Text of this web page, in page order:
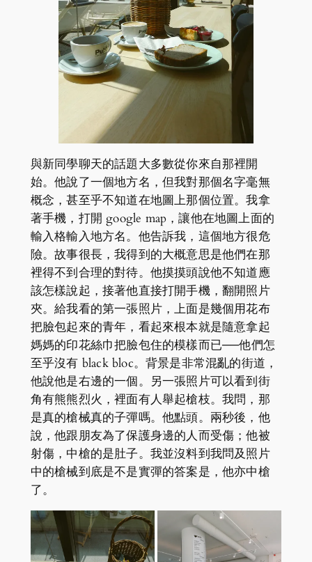
與新同學聊天的話題大多數從你來自那裡開
始。他說了一個地方名，但我對那個名字毫無
概念，甚至乎不知道在地圖上那個位置。我拿
著手機，打開 google map，讓他在地圖上面的
輸入格輸入地方名。他告訴我，這個地方很危
險。故事很長，我得到的大概意思是他們在那
裡得不到合理的對待。他摸摸頭說他不知道應
該怎樣說起，接著他直接打開手機，翻開照片
夾。給我看的第一張照片，上面是幾個用花布
把臉包起來的青年，看起來根本就是隨意拿起
媽媽的印花絲巾把臉包住的模樣而已──他們怎
至乎沒有 black bloc。背景是非常混亂的街道，
他說他是右邊的一個。另一張照片可以看到街
角有熊熊烈火，裡面有人舉起槍枝。我問，那
是真的槍械真的子彈嗎。他點頭。兩秒後，他
說，他跟朋友為了保護身邊的人而受傷；他被
射傷，中槍的是肚子。我並沒料到我問及照片
中的槍械到底是不是實彈的答案是，他亦中槍
了。